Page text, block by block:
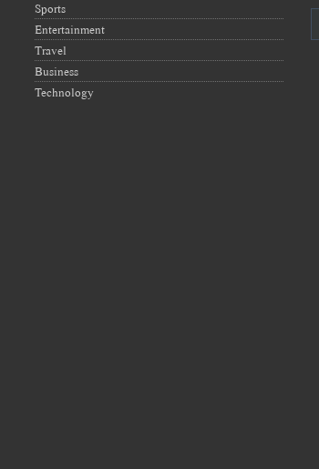
Sports
Entertainment
Travel
Business
Technology